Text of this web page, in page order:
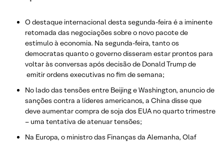
O destaque internacional desta segunda-feira é a iminente
retomada das negociações sobre o novo pacote de
estímulo à economia. Na segunda-feira, tanto os
democratas quanto o governo disseram estar prontos para
voltar às conversas após decisão de Donald Trump de
emitir ordens executivas no fim de semana;
No lado das tensões entre Beijing e Washington, anuncio de
sanções contra a líderes americanos, a China disse que
deve aumentar compra de soja dos EUA no quarto trimestre
– uma tentativa de atenuar tensões;
Na Europa, o ministro das Finanças da Alemanha, Olaf